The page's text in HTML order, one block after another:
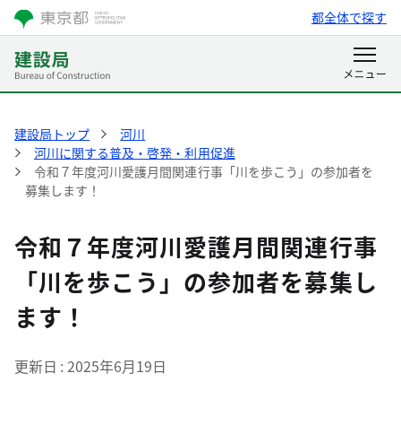
都全体で探す
建設局トップ
河川
河川に関する普及・啓発・利用促進
令和７年度河川愛護月間関連行事「川を歩こう」の参加者を
募集します！
令和７年度河川愛護月間関連行事
「川を歩こう」の参加者を募集し
ます！
更新日 2025年6月19日